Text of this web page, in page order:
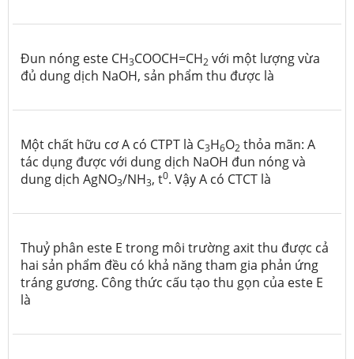
Đun nóng este CH3COOCH=CH2 với một lượng vừa
đủ dung dịch NaOH, sản phẩm thu được là
Một chất hữu cơ A có CTPT là C3H6O2 thỏa mãn: A
tác dụng được với dung dịch NaOH đun nóng và
dung dịch AgNO3/NH3, t0. Vậy A có CTCT là
Thuỷ phân este E trong môi trường axit thu được cả
hai sản phẩm đều có khả năng tham gia phản ứng
tráng gương. Công thức cấu tạo thu gọn của este E
là